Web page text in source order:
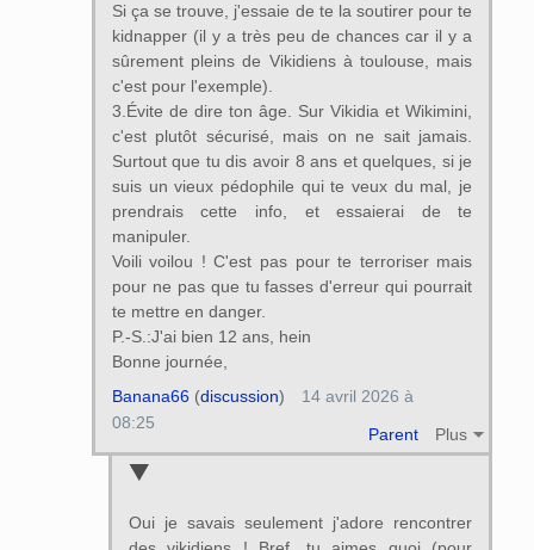
Si ça se trouve, j'essaie de te la soutirer pour te
kidnapper (il y a très peu de chances car il y a
sûrement pleins de Vikidiens à toulouse, mais
c'est pour l'exemple).
3.Évite de dire ton âge. Sur Vikidia et Wikimini,
c'est plutôt sécurisé, mais on ne sait jamais.
Surtout que tu dis avoir 8 ans et quelques, si je
suis un vieux pédophile qui te veux du mal, je
prendrais cette info, et essaierai de te
manipuler.
Voili voilou ! C'est pas pour te terroriser mais
pour ne pas que tu fasses d'erreur qui pourrait
te mettre en danger.
P.-S.:J'ai bien 12 ans, hein
Bonne journée,
Parent Plus
Banana66(discussion)
14 avril 2026 à
08:25
Oui je savais seulement j'adore rencontrer